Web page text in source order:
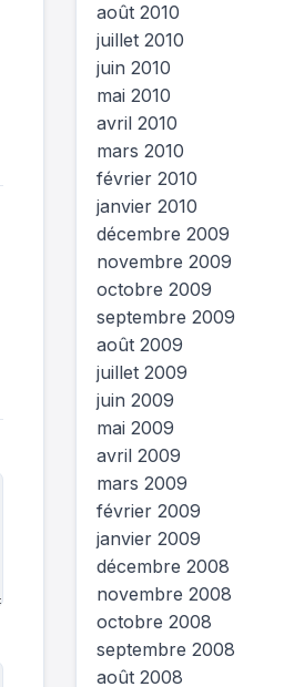
août 2010
juillet 2010
juin 2010
mai 2010
avril 2010
mars 2010
février 2010
janvier 2010
décembre 2009
novembre 2009
octobre 2009
septembre 2009
août 2009
juillet 2009
juin 2009
mai 2009
avril 2009
mars 2009
février 2009
janvier 2009
décembre 2008
novembre 2008
octobre 2008
septembre 2008
août 2008